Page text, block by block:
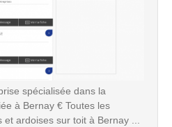
spécialisée dans la
à Bernay € Toutes les
et ardoises sur toit à Bernay ...